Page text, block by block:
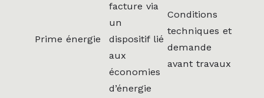
Prime énergie
facture via
un
dispositif lié
aux
économies
d’énergie
Conditions
techniques et
demande
avant travaux